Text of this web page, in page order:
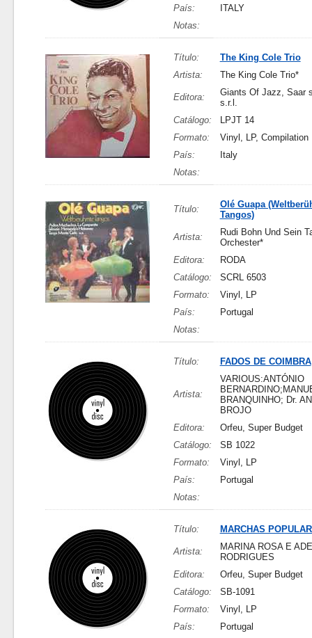
País:
ITALY
Notas:
Título:
The King Cole Trio
Artista:
The King Cole Trio*
Editora:
Giants Of Jazz, Saar
s.r.l.
Catálogo:
LPJT 14
Formato:
Vinyl, LP, Compilation
País:
Italy
Notas:
Título:
Olé Guapa
Tangos)
Artista:
Rudi Bohn Und Sein
Orchester*
Editora:
RODA
Catálogo:
SCRL 6503
Formato:
Vinyl, LP
País:
Portugal
Notas:
Título: FADOS DE COIMBRA
Artista:
VARIOUS:ANTÓNIO
BRANQUINHO; Dr.
BROJO
Editora:
Orfeu, Super Budget
Catálogo:
SB 1022
Formato:
Vinyl, LP
País:
Portugal
Notas:
Título: MARCHAS
Artista:
MARINA ROSA E
RODRIGUES
Editora:
Orfeu, Super Budget
Catálogo:
SB-1091
Formato:
Vinyl, LP
País:
Portugal